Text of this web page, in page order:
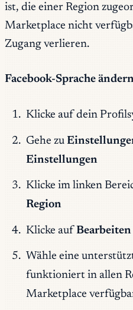
ist, die einer Region
Marketplace nicht
Zugang verlieren.
Facebook-Sprache
Klicke auf dein
Gehe zu
Einstellungen
Klicke im linken
Region
Klicke auf Bearbeiten
Wähle eine
funktioniert in allen
Marketplace